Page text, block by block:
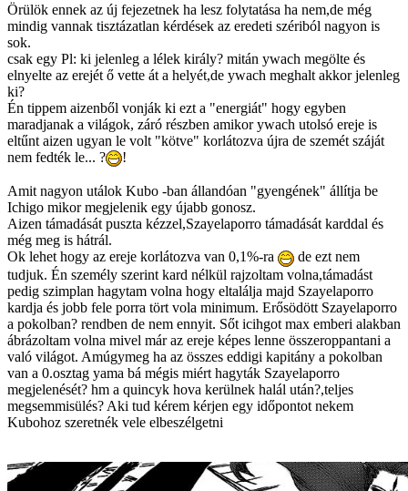
Örülök ennek az új fejezetnek ha lesz folytatása ha nem,de még
mindig vannak tisztázatlan kérdések az eredeti szériból nagyon is
sok.
csak egy Pl: ki jelenleg a lélek király? mitán ywach megölte és
elnyelte az erejét ő vette át a helyét,de ywach meghalt akkor jelenleg
ki?
Én tippem aizenből vonják ki ezt a "energiát" hogy egyben
maradjanak a világok, záró részben amikor ywach utolsó ereje is
eltűnt aizen ugyan le volt "kötve" korlátozva újra de szemét száját
nem fedték le... ?
!
Amit nagyon utálok Kubo -ban állandóan "gyengének" állítja be
Ichigo mikor megjelenik egy újabb gonosz.
Aizen támadását puszta kézzel,Szayelaporro támadását karddal és
még meg is hátrál.
Ok lehet hogy az ereje korlátozva van 0,1%-ra
de ezt nem
tudjuk. Én személy szerint kard nélkül rajzoltam volna,támadást
pedig szimplan hagytam volna hogy eltalálja majd Szayelaporro
kardja és jobb fele porra tört vola minimum. Erősödött Szayelaporro
a pokolban? rendben de nem ennyit. Sőt icihgot max emberi alakban
ábrázoltam volna mivel már az ereje képes lenne összeroppantani a
való világot. Amúgymeg ha az összes eddigi kapitány a pokolban
van a 0.osztag yama bá mégis miért hagyták Szayelaporro
megjelenését? hm a quincyk hova kerülnek halál után?,teljes
megsemmisülés? Aki tud kérem kérjen egy időpontot nekem
Kubohoz szeretnék vele elbeszélgetni